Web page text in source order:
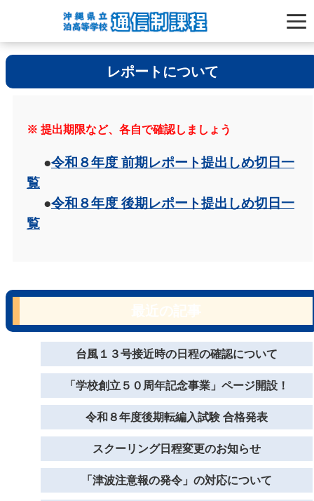
レポートについて
※ 提出期限など、各自で確認しましょう
●令和８年度 前期レポート提出しめ切日一
覧
●令和８年度 後期レポート提出しめ切日一
覧
台風１３号接近時の日程の確認について
「学校創立５０周年記念事業」ページ開設！
令和８年度後期転編入試験 合格発表
スクーリング日程変更のお知らせ
「津波注意報の発令」の対応について